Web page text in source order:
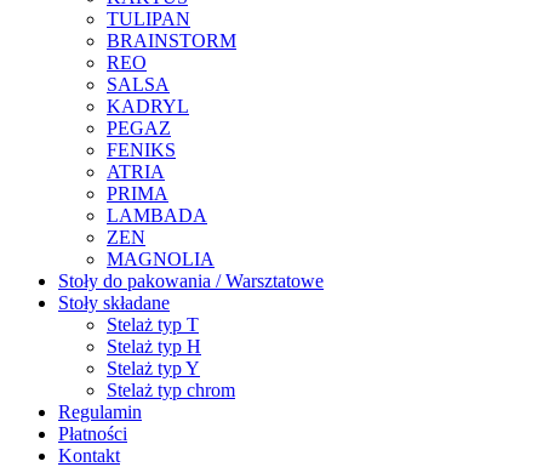
TULIPAN
BRAINSTORM
REO
SALSA
KADRYL
PEGAZ
FENIKS
ATRIA
PRIMA
LAMBADA
ZEN
MAGNOLIA
Stoły do pakowania / Warsztatowe
Stoły składane
Stelaż typ T
Stelaż typ H
Stelaż typ Y
Stelaż typ chrom
Regulamin
Płatności
Kontakt